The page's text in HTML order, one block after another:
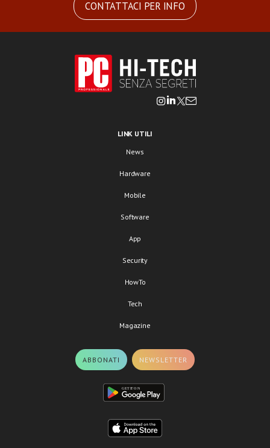
CONTATTACI PER INFO
LINK UTILI
News
Hardware
Mobile
Software
App
Security
HowTo
Tech
Magazine
ABBONATI NEWSLETTER